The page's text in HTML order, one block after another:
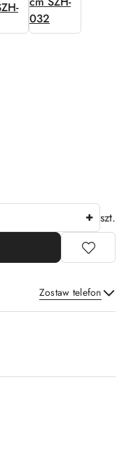
szt.
Zostaw telefon